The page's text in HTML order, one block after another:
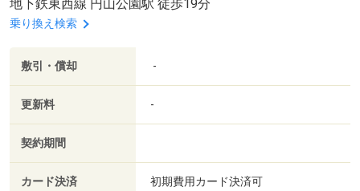
地下鉄東西線 円山公園駅 徒歩19分
乗り換え検索
敷引・償却 -
更新料 -
契約期間
カード決済 初期費用カード決済可